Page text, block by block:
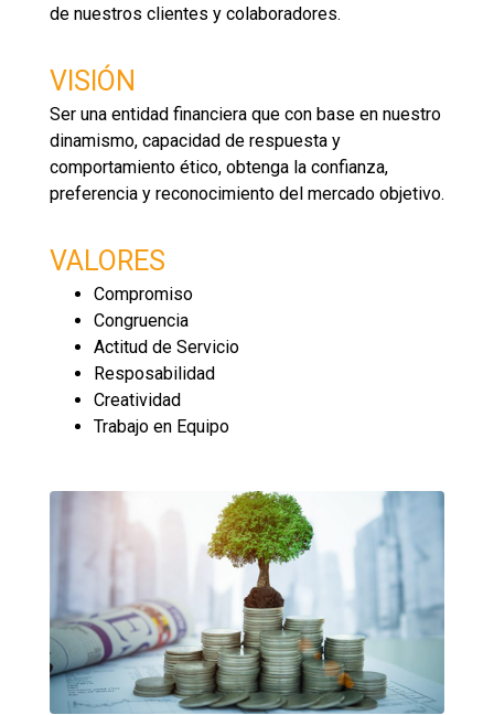
de nuestros clientes y colaboradores.
VISIÓN
Ser una entidad financiera que con base en nuestro
dinamismo, capacidad de respuesta y
comportamiento ético, obtenga la confianza,
preferencia y reconocimiento del mercado objetivo.
VALORES
Compromiso
Congruencia
Actitud de Servicio
Resposabilidad
Creatividad
Trabajo en Equipo